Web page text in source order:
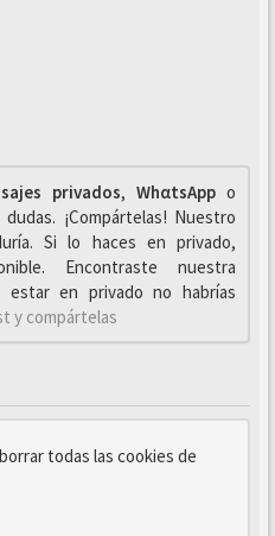
privados, WhαtsAppo
¡Compártelas! Nuestro
Si lo haces en privado,
Encontraste nuestra
en privado no habrías
y compártelas
todas las cookies de